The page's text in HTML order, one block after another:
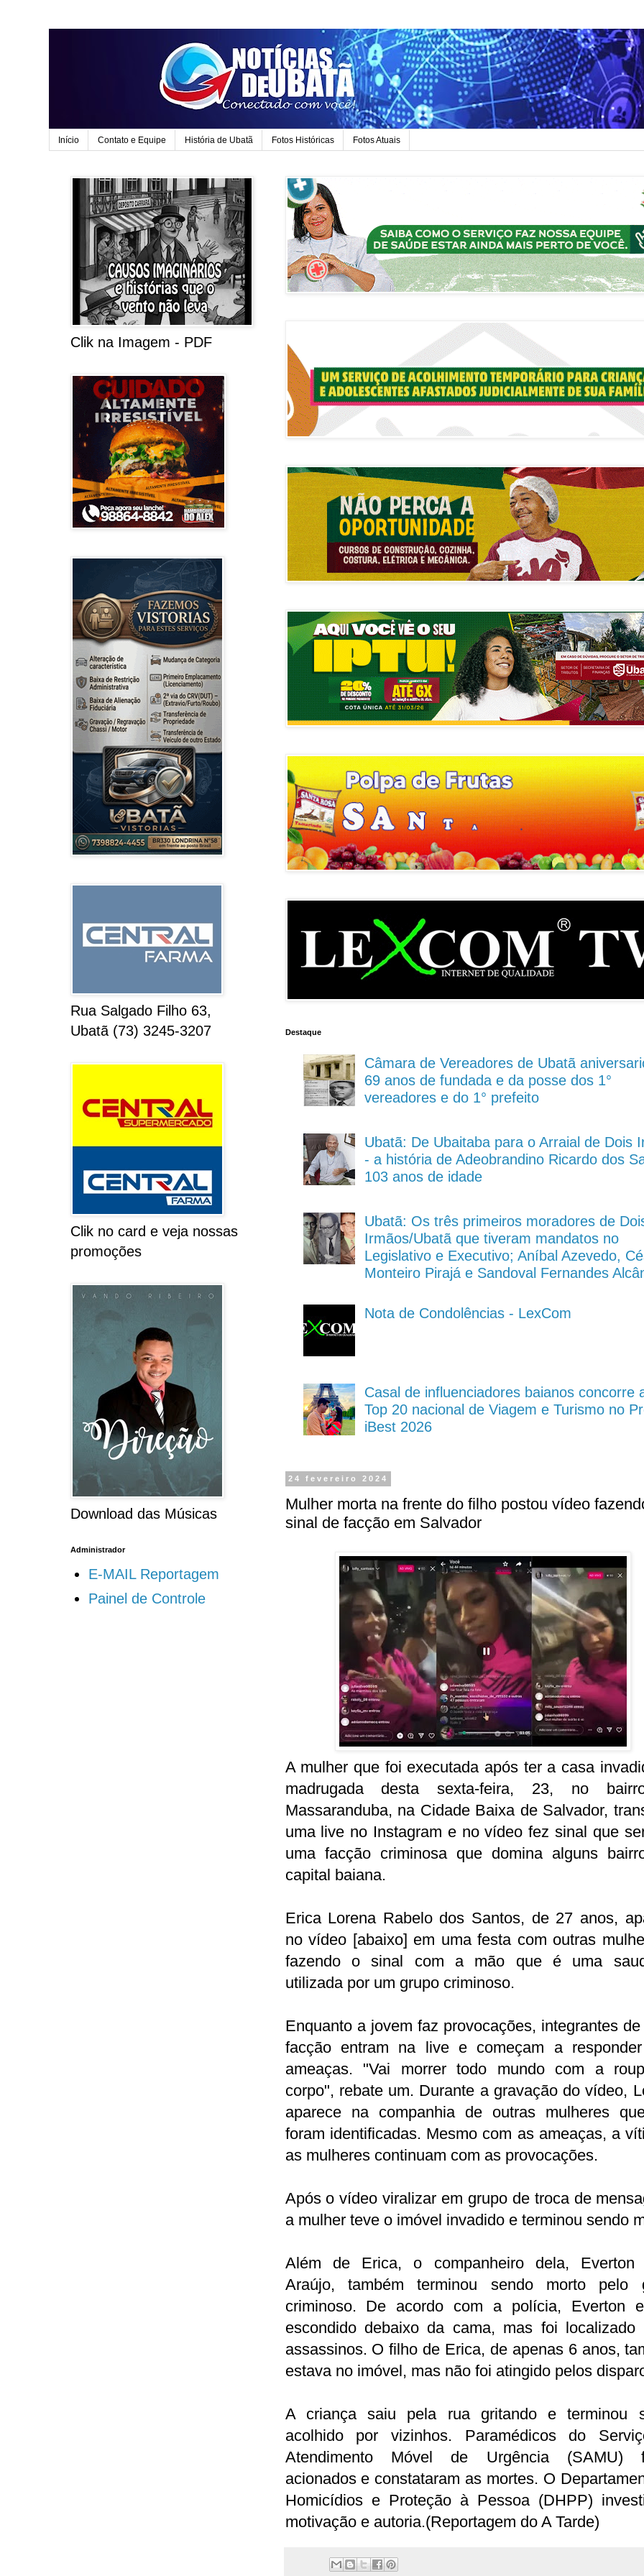
Início Contato e Equipe História de Ubatã Fotos Históricas Fotos Atuais
Destaque
Câmara de Vereadores de Ubatã
69 anos de fundada e da posse dos 1°
vereadores e do 1° prefeito
Ubatã: De Ubaitaba para o Arraial de Dois
- a história de Adeobrandino Ricardo dos
103 anos de idade
Ubatã: Os três primeiros moradores de
Irmãos/Ubatã que tiveram mandatos no
Legislativo e Executivo; Aníbal Azevedo,
Monteiro Pirajá e Sandoval Fernandes
Nota de Condolências - LexCom
Casal de influenciadores baianos concorre
Top 20 nacional de Viagem e Turismo no
iBest 2026
24 fevereiro 2024
Mulher morta na frente do filho postou vídeo
sinal de facção em Salvador
A mulher que foi executada após ter a casa
madrugada desta sexta-feira, 23, no
Massaranduba, na Cidade Baixa de Salvador,
uma live no Instagram e no vídeo fez sinal que
uma facção criminosa que domina alguns
capital baiana.
Erica Lorena Rabelo dos Santos, de 27 anos,
no vídeo [abaixo] em uma festa com outras
fazendo o sinal com a mão que é uma
utilizada por um grupo criminoso.
Enquanto a jovem faz provocações, integrantes
facção entram na live e começam a
ameaças. "Vai morrer todo mundo com a
corpo", rebate um. Durante a gravação do vídeo,
aparece na companhia de outras mulheres
foram identificadas. Mesmo com as ameaças, a
as mulheres continuam com as provocações.
Após o vídeo viralizar em grupo de troca de
a mulher teve o imóvel invadido e terminou sendo
Além de Erica, o companheiro dela, Everton
Araújo, também terminou sendo morto pelo
criminoso. De acordo com a polícia, Everton
escondido debaixo da cama, mas foi localizado
assassinos. O filho de Erica, de apenas 6 anos,
estava no imóvel, mas não foi atingido pelos
A criança saiu pela rua gritando e terminou
acolhido por vizinhos. Paramédicos do
Atendimento Móvel de Urgência (SAMU)
acionados e constataram as mortes. O
Homicídios e Proteção à Pessoa (DHPP)
motivação e autoria.(Reportagem do A Tarde)
Clik na Imagem - PDF
Rua Salgado Filho 63,
Ubatã (73) 3245-3207
Clik no card e veja nossas
promoções
Download das Músicas
Administrador
E-MAIL Reportagem
Painel de Controle